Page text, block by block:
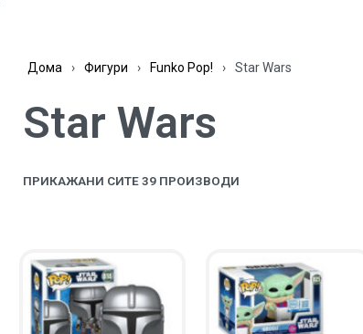
Дома › Фигури › Funko Pop! › Star Wars
Star Wars
ПРИКАЖАНИ СИТЕ 39 ПРОИЗВОДИ